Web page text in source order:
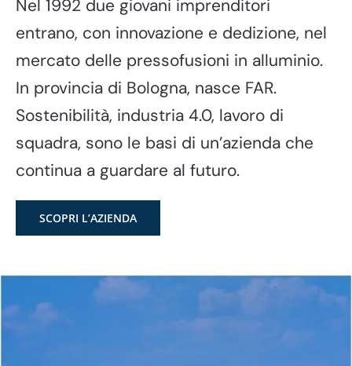
Nel 1992 due giovani imprenditori
entrano, con innovazione e dedizione, nel
mercato delle pressofusioni in alluminio.
In provincia di Bologna, nasce FAR.
Sostenibilità, industria 4.0, lavoro di
squadra, sono le basi di un’azienda che
continua a guardare al futuro.
SCOPRI L’AZIENDA